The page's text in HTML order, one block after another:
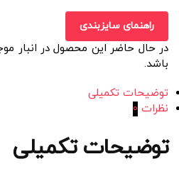
راهنمای سایزبندی
در حال حاضر این محصول در انبار
باشد.
توضیحات تکمیلی
نظرات 0
توضیحات تکمیلی